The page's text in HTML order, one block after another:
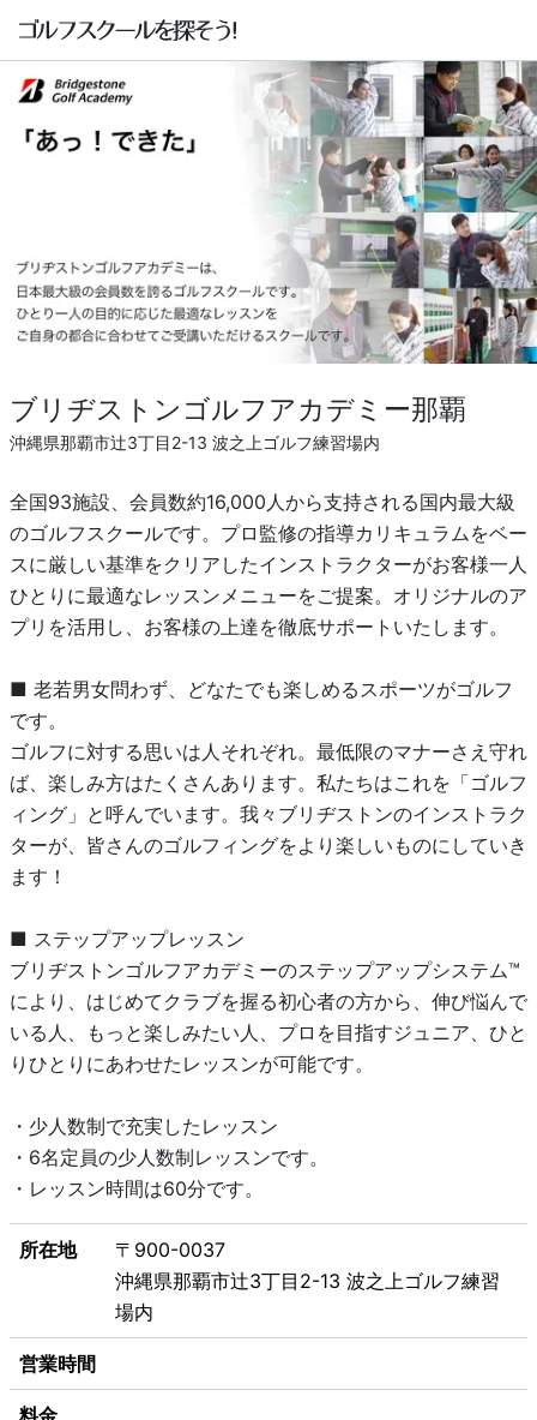
ブリヂストンゴルフアカデミー那覇
沖縄県那覇市辻3丁目2-13 波之上ゴルフ練習場内
全国93施設、会員数約16,000人から支持される国内最大級
のゴルフスクールです。プロ監修の指導カリキュラムをベー
スに厳しい基準をクリアしたインストラクターがお客様一人
ひとりに最適なレッスンメニューをご提案。オリジナルのア
プリを活用し、お客様の上達を徹底サポートいたします。
■ 老若男女問わず、どなたでも楽しめるスポーツがゴルフ
です。
ゴルフに対する思いは人それぞれ。最低限のマナーさえ守れ
ば、楽しみ方はたくさんあります。私たちはこれを「ゴルフ
ィング」と呼んでいます。我々ブリヂストンのインストラク
ターが、皆さんのゴルフィングをより楽しいものにしていき
ます！
■ ステップアップレッスン
ブリヂストンゴルフアカデミーのステップアップシステム™
により、はじめてクラブを握る初心者の方から、伸び悩んで
いる人、もっと楽しみたい人、プロを目指すジュニア、ひと
りひとりにあわせたレッスンが可能です。
・少人数制で充実したレッスン
・6名定員の少人数制レッスンです。
・レッスン時間は60分です。
所在地
〒900-0037
沖縄県那覇市辻3丁目2-13 波之上ゴルフ練習
場内
営業時間
料金